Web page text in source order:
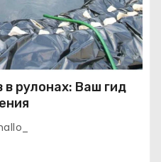
рулонах: Ваш гид